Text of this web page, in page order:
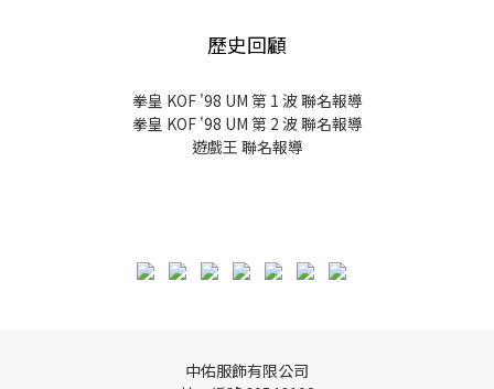
歷史回顧
拳皇 KOF '98 UM 第 1 波 聯名報導
拳皇 KOF '98 UM 第 2 波 聯名報導
遊戲王 聯名報導
中佑服飾有限公司